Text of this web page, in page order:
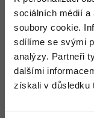
sociálních médií a
soubory cookie.
sdílíme se svými
analýzy. Partneři
dalšími
získali v důsledku
Ostatní
Fórum
Došel jsi až sem
ukázaly něco
Chceš v kurzu
Obsah článku spadá
sesmluvními